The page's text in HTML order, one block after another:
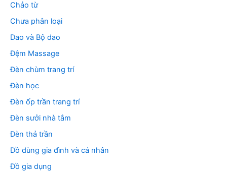
Chảo từ
Chưa phân loại
Dao và Bộ dao
Đệm Massage
Đèn chùm trang trí
Đèn học
Đèn ốp trần trang trí
Đèn sưởi nhà tắm
Đèn thả trần
Đồ dùng gia đình và cá nhân
Đồ gia dụng